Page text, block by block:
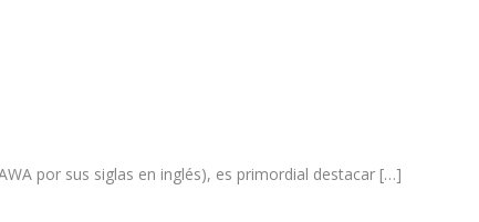
por sus siglas en inglés), es primordial destacar […]